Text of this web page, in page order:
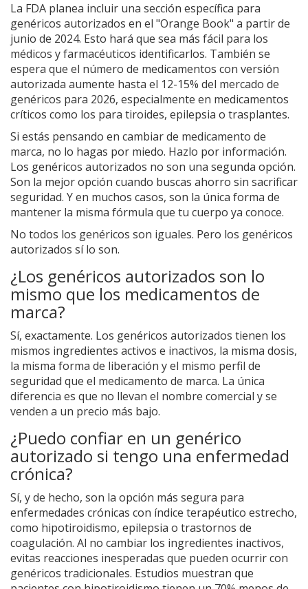
La FDA planea incluir una sección específica para
genéricos autorizados en el "Orange Book" a partir de
junio de 2024. Esto hará que sea más fácil para los
médicos y farmacéuticos identificarlos. También se
espera que el número de medicamentos con versión
autorizada aumente hasta el 12-15% del mercado de
genéricos para 2026, especialmente en medicamentos
críticos como los para tiroides, epilepsia o trasplantes.
Si estás pensando en cambiar de medicamento de
marca, no lo hagas por miedo. Hazlo por información.
Los genéricos autorizados no son una segunda opción.
Son la mejor opción cuando buscas ahorro sin sacrificar
seguridad. Y en muchos casos, son la única forma de
mantener la misma fórmula que tu cuerpo ya conoce.
No todos los genéricos son iguales. Pero los genéricos
autorizados sí lo son.
¿Los genéricos autorizados son lo
mismo que los medicamentos de
marca?
Sí, exactamente. Los genéricos autorizados tienen los
mismos ingredientes activos e inactivos, la misma dosis,
la misma forma de liberación y el mismo perfil de
seguridad que el medicamento de marca. La única
diferencia es que no llevan el nombre comercial y se
venden a un precio más bajo.
¿Puedo confiar en un genérico
autorizado si tengo una enfermedad
crónica?
Sí, y de hecho, son la opción más segura para
enfermedades crónicas con índice terapéutico estrecho,
como hipotiroidismo, epilepsia o trastornos de
coagulación. Al no cambiar los ingredientes inactivos,
evitas reacciones inesperadas que pueden ocurrir con
genéricos tradicionales. Estudios muestran que